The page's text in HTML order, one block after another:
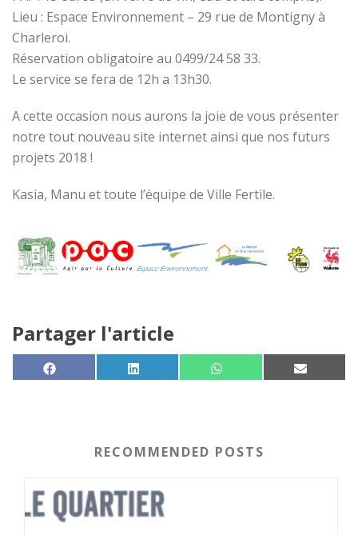
Lieu : Espace Environnement – 29 rue de Montigny à
Charleroi.
Réservation obligatoire au 0499/24 58 33.
Le service se fera de 12h a 13h30.
A cette occasion nous aurons la joie de vous présenter
notre tout nouveau site internet ainsi que nos futurs
projets 2018 !
Kasia, Manu et toute l’équipe de Ville Fertile.
Partager l'article
RECOMMENDED POSTS